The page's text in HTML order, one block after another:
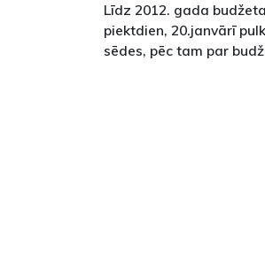
Līdz 2012. gada
piektdien, 20.janvārī
sēdes, pēc tam par